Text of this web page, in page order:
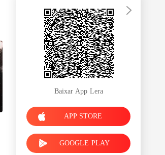
Baixar App Lera
APP STORE
GOOGLE PLAY